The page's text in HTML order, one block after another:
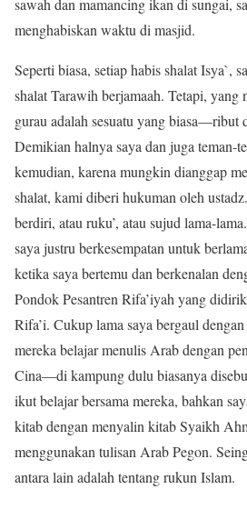
sawah dan mamancing ikan di sungai,
menghabiskan waktu di masjid.
Seperti biasa, setiap habis shalat Isya`,
shalat Tarawih berjamaah. Tetapi, yang
gurau adalah sesuatu yang biasa—ribut
Demikian halnya saya dan juga teman-
kemudian, karena mungkin dianggap
shalat, kami diberi hukuman oleh
berdiri, atau ruku’, atau sujud lama-
saya justru berkesempatan untuk
ketika saya bertemu dan berkenalan
Pondok Pesantren Rifa’iyah yang
Rifa’i. Cukup lama saya bergaul
mereka belajar menulis Arab dengan
Cina—di kampung dulu biasanya
ikut belajar bersama mereka, bahkan
kitab dengan menyalin kitab Syaikh
menggunakan tulisan Arab Pegon.
antara lain adalah tentang rukun Islam.